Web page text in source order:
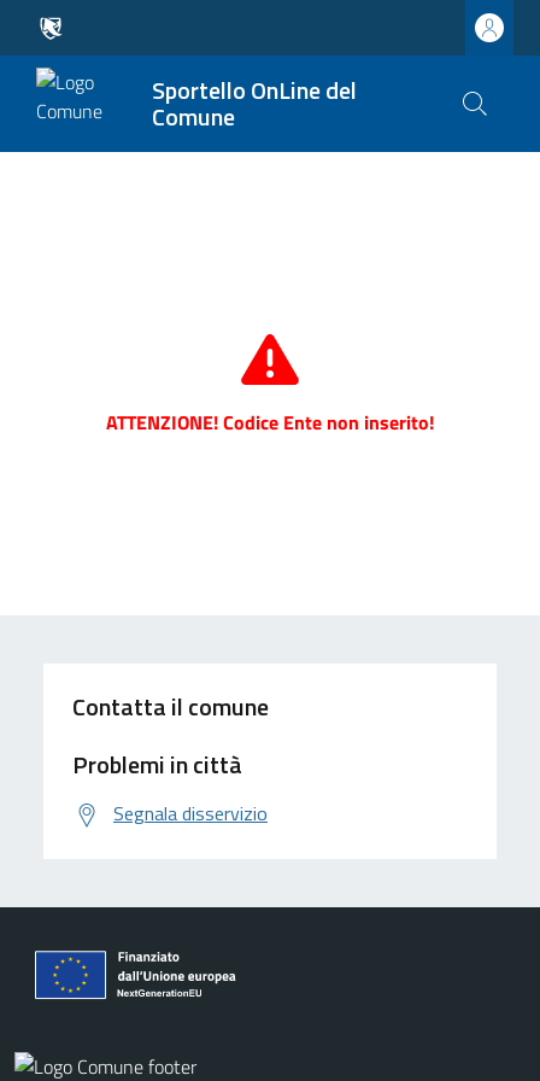
Sportello OnLine del
Comune
ATTENZIONE! Codice Ente non inserito!
Contatta il comune
Problemi in città
Segnala disservizio